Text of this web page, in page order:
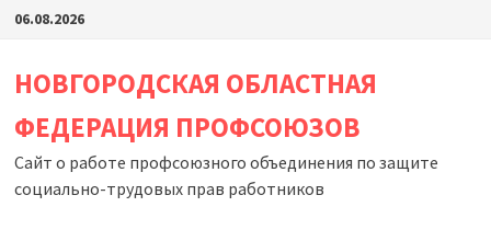
Перейти
содержимому
06.08.2026
НОВГОРОДСКАЯ ОБЛАСТНАЯ
ФЕДЕРАЦИЯ ПРОФСОЮЗОВ
Сайт о работе профсоюзного объединения по защите
социально-трудовых прав работников